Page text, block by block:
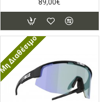
89,00€
Μη Διαθέσιμο